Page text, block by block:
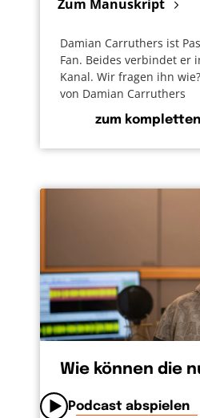
Zum Manuskript
Damian Carruthers ist
Fan. Beides verbindet er
Kanal. Wir fragen ihn
von Damian Carruthers
zum
Wie können die
Podcast abspielen